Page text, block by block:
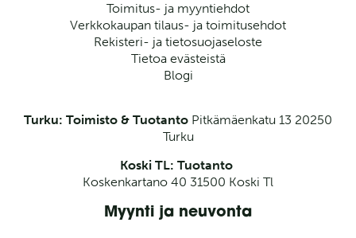
Toimitus- ja myyntiehdot
Verkkokaupan tilaus- ja toimitusehdot
Rekisteri- ja tietosuojaseloste
Tietoa evästeistä
Blogi
Turku: Toimisto & Tuotanto Pitkämäenkatu 13 20250
Turku
Koski TL: Tuotanto
Koskenkartano 40 31500 Koski Tl
Myynti ja neuvonta